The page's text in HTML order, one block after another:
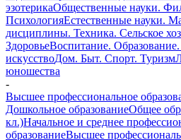
эзотерикаОбщественные науки.
ПсихологияЕстественные науки.
дисциплины. Техника. Сельское
ЗдоровьеВоспитание.
искусствоДом. Быт. Спорт. Туризм
юношества
-
Высшее профессиональное
Дошкольное образованиеОбщее
кл.)Начальное и среднее
образованиеВысшее